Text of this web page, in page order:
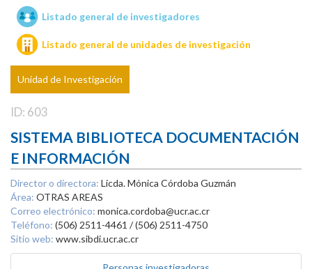
Unidades de investigación
Listado general de investigadores
Listado general de unidades de investigación
Unidad de Investigación
ID: 603
SISTEMA BIBLIOTECA DOCUMENTACIÓN
E INFORMACIÓN
Director o directora: Licda. Mónica Córdoba Guzmán
Área: OTRAS AREAS
Correo electrónico: monica.cordoba@ucr.ac.cr
Teléfono: (506) 2511-4461 / (506) 2511-4750
Sitio web: www.sibdi.ucr.ac.cr